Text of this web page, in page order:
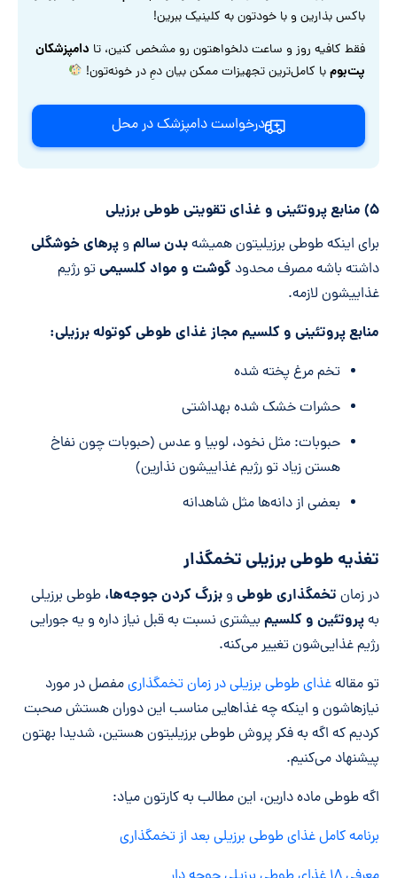
باکس بذارین و با خودتون به کلینیک ببرین!
فقط کافیه روز و ساعت دلخواهتون رو مشخص کنین، تا دامپزشکان
پت‌بومبا کامل‌ترین تجهیزات ممکن بیان دمِ در خونه‌تون!
درخواست دامپزشک در محل
۵) منابع پروتئینی و غذای تقویتی طوطی برزیلی
برای اینکه طوطی برزیلیتون همیشهبدن سالم و پرهای خوشگلی
داشته باشه مصرف محدود گوشت و مواد کلسیمیتو رژیم
غذاییشون لازمه.
منابع پروتئینی و کلسیم مجاز غذای طوطی کوتوله برزیلی:
تخم مرغ پخته شده
حشرات خشک شده بهداشتی
حبوبات: مثل نخود، لوبیا و عدس (حبوبات چون نفاخ
هستن زیاد تو رژیم غذاییشون نذارین)
بعضی از دانه‌ها مثل شاهدانه
تغذیه طوطی برزیلی تخمگذار
در زمان تخمگذاری طوطی و بزرگ کردن جوجه‌ها، طوطی برزیلی
بهپروتئین و کلسیم بیشتری نسبت به قبل نیاز داره و یه جورایی
رژیم غذایی‌شون تغییر می‌کنه.
تو مقالهغذای طوطی برزیلی در زمان تخمگذاریمفصل در مورد
نیازهاشون و اینکه چه غذاهایی مناسب این دوران هستش صحبت
کردیم که اگه به فکر پروش طوطی برزیلیتون هستین، شدیدا بهتون
پیشنهاد می‌کنیم.
اگه طوطی ماده دارین، این مطالب به کارتون میاد:
برنامه کامل غذای طوطی برزیلی بعد از تخمگذاری